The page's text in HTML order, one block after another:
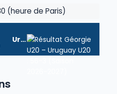
(heure de Paris)
Uruguay U20